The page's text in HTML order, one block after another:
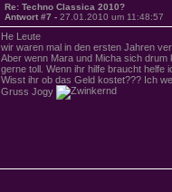
Re: Techno Classica 2010?
Antwort #7 - 27.01.2010 um 11:48:57
He Leute
wir waren mal in den ersten Jahren
Aber wenn Mara und Micha sich drum
gerne toll. Wenn ihr hilfe braucht helfe
Wisst ihr ob das Geld kostet??? Ich
Gruss Jogy